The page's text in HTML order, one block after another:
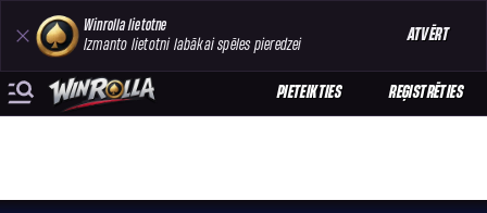
Winrolla lietotne
Izmanto lietotni labākai spēles pieredzei
ATVĒRT
PIETEIKTIES REĢISTRĒTIES